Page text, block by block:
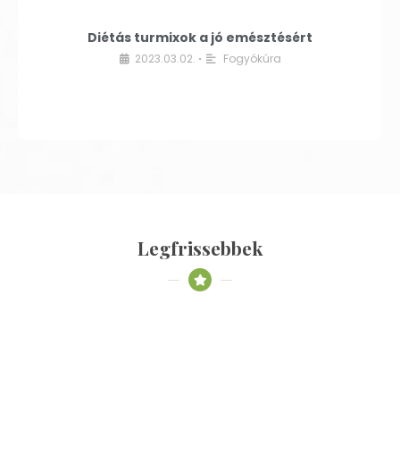
Diétás turmixok a jó emésztésért
2023.03.02. • Fogyókúra
Legfrissebbek